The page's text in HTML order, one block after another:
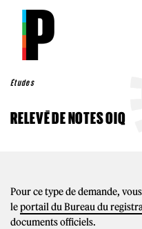
Aller au contenu principal
Études
RELEVÉ DE NOTES OIQ
Pour ce type de demande,
leportail du Bureau du
documents officiels.